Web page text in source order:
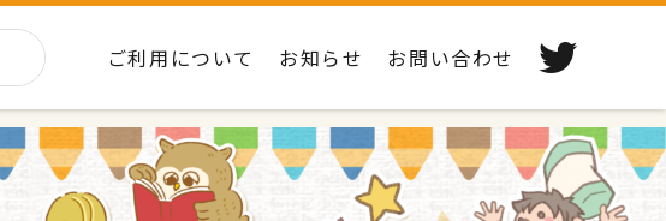
ご利用について お知らせ お問い合わせ